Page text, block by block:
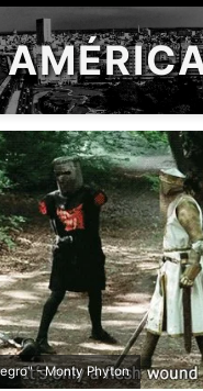
- Monty Phyton